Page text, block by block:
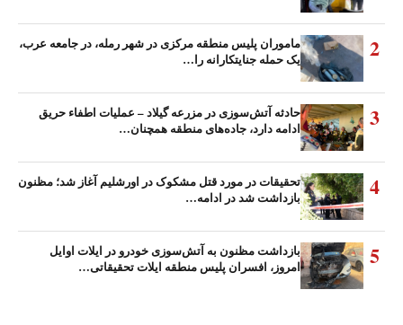
2
ماموران پلیس منطقه مرکزی در شهر رمله، در جامعه عرب،
یک حمله جنایتکارانه را…
3
حادثه آتش‌سوزی در مزرعه گیلاد – عملیات اطفاء حریق
ادامه دارد، جاده‌های منطقه همچنان…
4
تحقیقات در مورد قتل مشکوک در اورشلیم آغاز شد؛ مظنون
بازداشت شد در ادامه…
5
بازداشت مظنون به آتش‌سوزی خودرو در ایلات اوایل
امروز، افسران پلیس منطقه ایلات تحقیقاتی…